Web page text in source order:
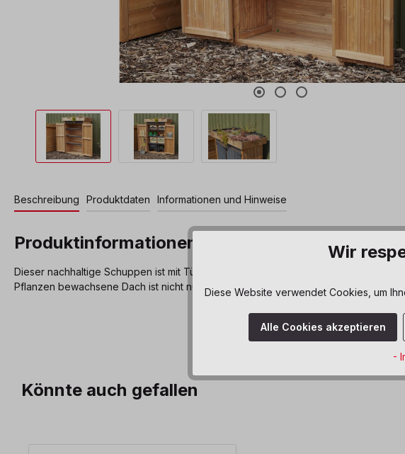
Beschreibung Produktdaten Informationen und Hinweise
Produktinformationen "Curriculumschuppen
Dieser nachhaltige Schuppen ist mit Türen und Tafelbereichen ausgestattet. Viel
Pflanzen bewachsene Dach ist nicht nur schön anzusehen, sondern zeigt auch
Könnte auch gefallen
Wir
Diese Website verwendet Cookies, um
Alle Cookies akzeptieren
-